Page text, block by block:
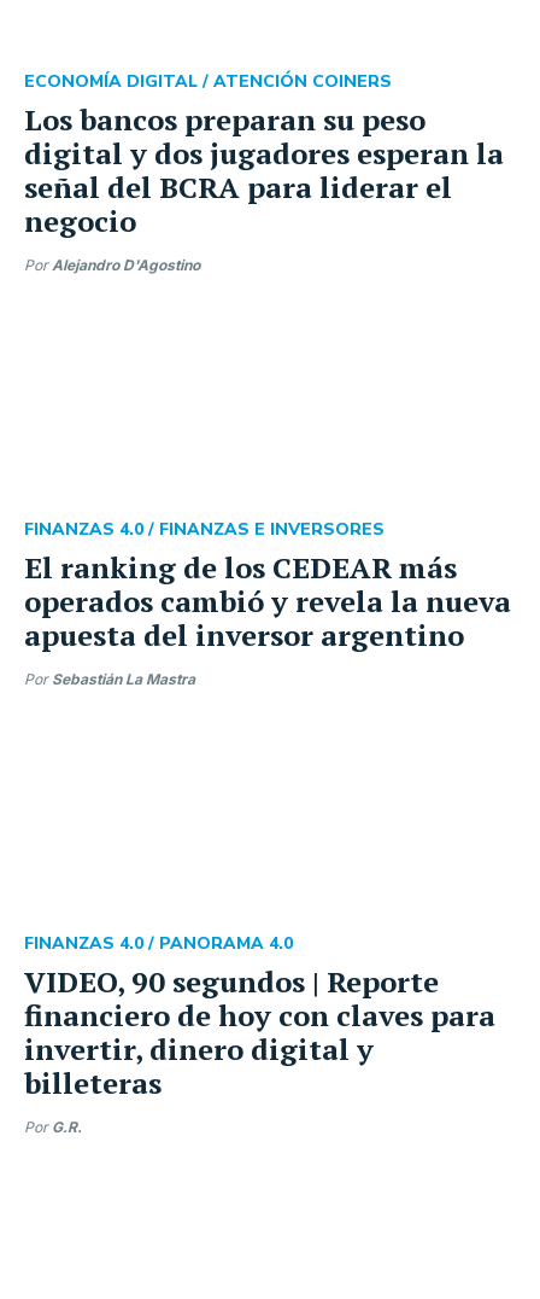
Los bancos preparan su peso
digital y dos jugadores esperan la
señal del BCRA para liderar el
negocio
ECONOMÍA DIGITAL / ATENCIÓN COINERS
PorAlejandro D'Agostino
El ranking de los CEDEAR más
operados cambió y revela la nueva
apuesta del inversor argentino
FINANZAS 4.0 / FINANZAS E INVERSORES
Por Sebastián La Mastra
VIDEO, 90 segundos | Reporte
financiero de hoy con claves para
invertir, dinero digital y
billeteras
FINANZAS 4.0 / PANORAMA 4.0
Por G.R.